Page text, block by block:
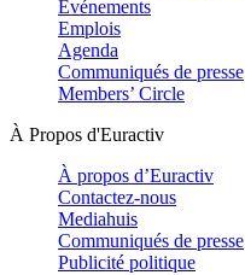
Evénements
Emplois
Agenda
Communiqués de presse
Members’ Circle
À Propos d'Euractiv
À propos d’Euractiv
Contactez-nous
Mediahuis
Communiqués de presse
Publicité politique